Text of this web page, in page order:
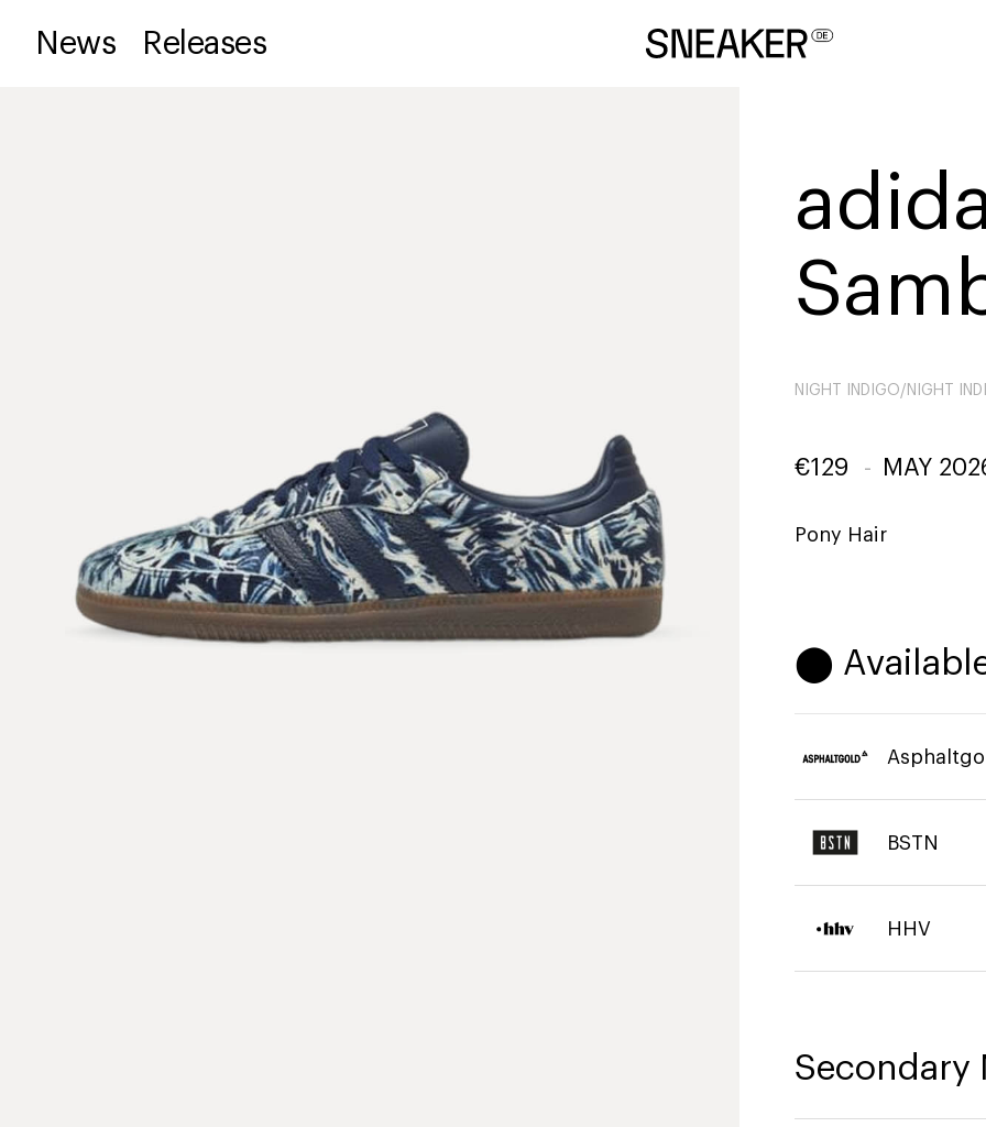
News Releases
NIGHT INDIGO/NIGHT
€129 - MAY
Pony Hair
⬤
BSTN
HHV
Secondary